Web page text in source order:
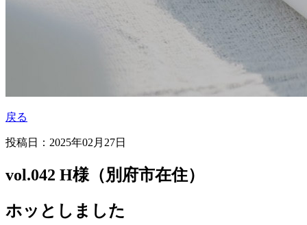
戻る
投稿日：2025年02月27日
vol.042 H様（別府市在住）
ホッとしました